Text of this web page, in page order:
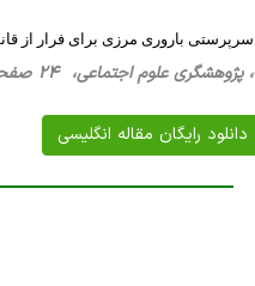
سرپرستی باروری مرزی برای فرار از
، پژوهشگری علوم اجتماعی، 24 صفحه فارسی تایپ شده ، 154 کیلو بایت WORD
دانلود رایگان مقاله انگلیسی